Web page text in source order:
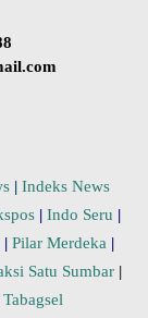
| Indeks News
| Indo Seru |
| Pilar Merdeka |
Satu Sumbar |